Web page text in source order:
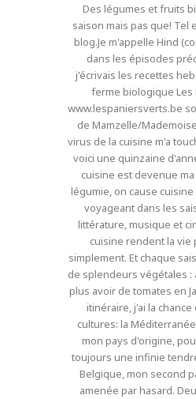
Des légumes et fruits
saison mais pas que! Tel
blog.Je m'appelle Hind
dans les épisodes
j'écrivais les recettes
ferme biologique Les
www.lespaniersverts.be
de Mamzelle/
virus de la cuisine m'a
voici une quinzaine
cuisine est devenue
légumie, on cause
voyageant dans les
littérature, musique et
cuisine rendent la vie
simplement. Et chaque
de splendeurs végétales :
plus avoir de tomates en
itinéraire, j'ai la
cultures: la
mon pays d'origine,
toujours une infinie
Belgique, mon second
amenée par hasard.